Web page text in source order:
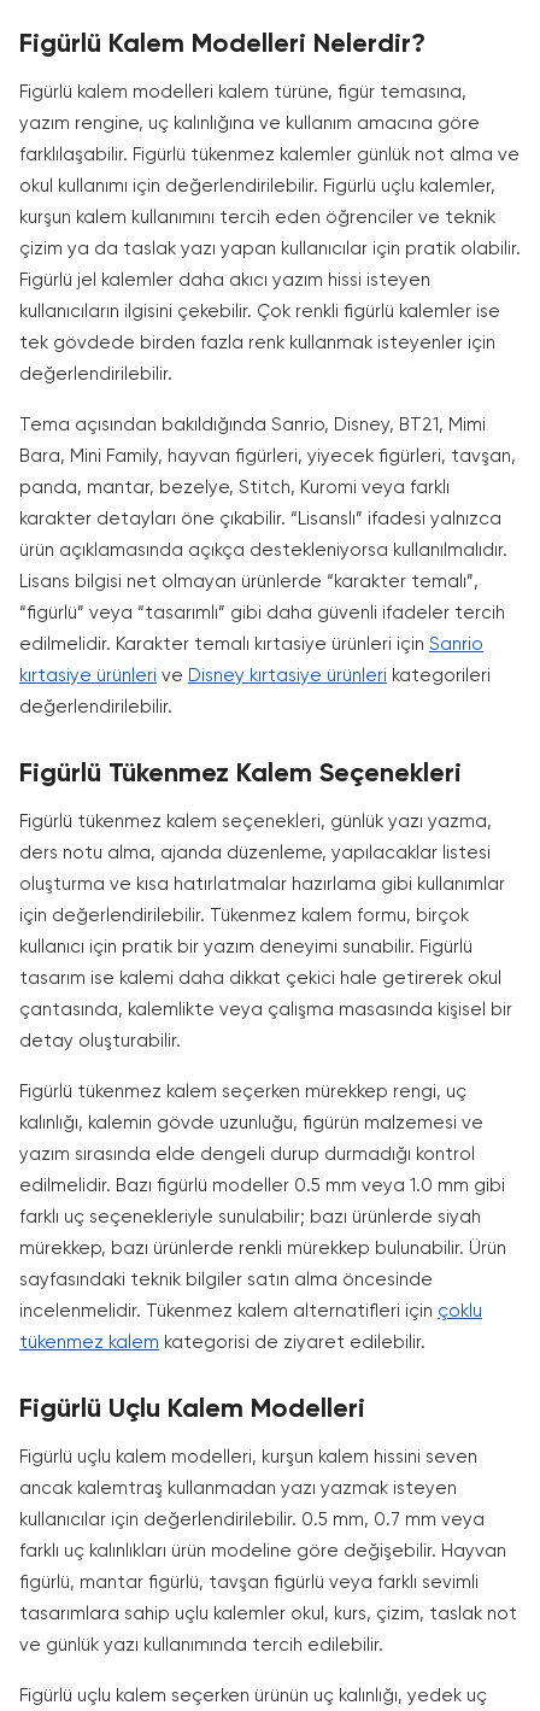
Figürlü Kalem Modelleri Nelerdir?
Figürlü kalem modelleri kalem türüne, figür temasına,
yazım rengine, uç kalınlığına ve kullanım amacına göre
farklılaşabilir. Figürlü tükenmez kalemler günlük not alma ve
okul kullanımı için değerlendirilebilir. Figürlü uçlu kalemler,
kurşun kalem kullanımını tercih eden öğrenciler ve teknik
çizim ya da taslak yazı yapan kullanıcılar için pratik olabilir.
Figürlü jel kalemler daha akıcı yazım hissi isteyen
kullanıcıların ilgisini çekebilir. Çok renkli figürlü kalemler ise
tek gövdede birden fazla renk kullanmak isteyenler için
değerlendirilebilir.
Tema açısından bakıldığında Sanrio, Disney, BT21, Mimi
Bara, Mini Family, hayvan figürleri, yiyecek figürleri, tavşan,
panda, mantar, bezelye, Stitch, Kuromi veya farklı
karakter detayları öne çıkabilir. “Lisanslı” ifadesi yalnızca
ürün açıklamasında açıkça destekleniyorsa kullanılmalıdır.
Lisans bilgisi net olmayan ürünlerde “karakter temalı”,
“figürlü” veya “tasarımlı” gibi daha güvenli ifadeler tercih
edilmelidir. Karakter temalı kırtasiye ürünleri için Sanrio
kırtasiye ürünleri ve Disney kırtasiye ürünleri kategorileri
değerlendirilebilir.
Figürlü Tükenmez Kalem Seçenekleri
Figürlü tükenmez kalem seçenekleri, günlük yazı yazma,
ders notu alma, ajanda düzenleme, yapılacaklar listesi
oluşturma ve kısa hatırlatmalar hazırlama gibi kullanımlar
için değerlendirilebilir. Tükenmez kalem formu, birçok
kullanıcı için pratik bir yazım deneyimi sunabilir. Figürlü
tasarım ise kalemi daha dikkat çekici hale getirerek okul
çantasında, kalemlikte veya çalışma masasında kişisel bir
detay oluşturabilir.
Figürlü tükenmez kalem seçerken mürekkep rengi, uç
kalınlığı, kalemin gövde uzunluğu, figürün malzemesi ve
yazım sırasında elde dengeli durup durmadığı kontrol
edilmelidir. Bazı figürlü modeller 0.5 mm veya 1.0 mm gibi
farklı uç seçenekleriyle sunulabilir; bazı ürünlerde siyah
mürekkep, bazı ürünlerde renkli mürekkep bulunabilir. Ürün
sayfasındaki teknik bilgiler satın alma öncesinde
incelenmelidir. Tükenmez kalem alternatifleri için çoklu
tükenmez kalem kategorisi de ziyaret edilebilir.
Figürlü Uçlu Kalem Modelleri
Figürlü uçlu kalem modelleri, kurşun kalem hissini seven
ancak kalemtraş kullanmadan yazı yazmak isteyen
kullanıcılar için değerlendirilebilir. 0.5 mm, 0.7 mm veya
farklı uç kalınlıkları ürün modeline göre değişebilir. Hayvan
figürlü, mantar figürlü, tavşan figürlü veya farklı sevimli
tasarımlara sahip uçlu kalemler okul, kurs, çizim, taslak not
ve günlük yazı kullanımında tercih edilebilir.
Figürlü uçlu kalem seçerken ürünün uç kalınlığı, yedek uç